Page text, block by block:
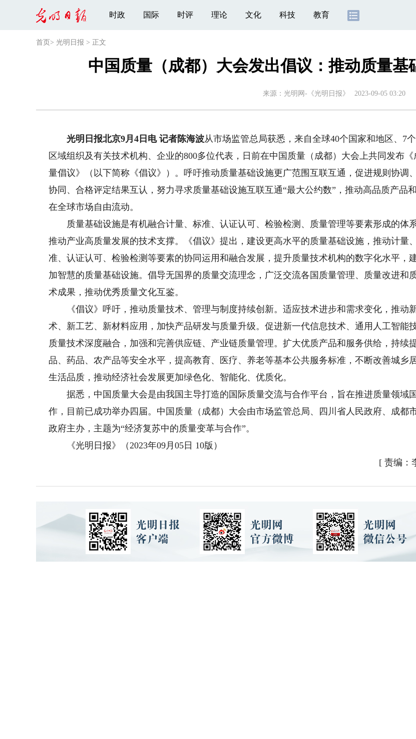
时政 国际 时评 理论 文化 科技 教育
首页 > 光明日报 > 正文
中国质量（成都）大会发出倡议：推动质量基
来源： 光明网-《光明日报》 2023-09-05 03:20
光明日报北京9月4日电 记者陈海波从市场监管总局获悉，来自全球40个国家和地区、7
区域组织及有关技术机构、企业的800多位代表，日前在中国质量（成都）大会上共同发布《
量倡议》（以下简称《倡议》）。呼吁推动质量基础设施更广范围互联互通，促进规则协调
协同、合格评定结果互认，努力寻求质量基础设施互联互通“最大公约数”，推动高品质产品
在全球市场自由流动。
质量基础设施是有机融合计量、标准、认证认可、检验检测、质量管理等要素形成的体
推动产业高质量发展的技术支撑。《倡议》提出，建设更高水平的质量基础设施，推动计量
准、认证认可、检验检测等要素的协同运用和融合发展，提升质量技术机构的数字化水平，
加智慧的质量基础设施。倡导无国界的质量交流理念，广泛交流各国质量管理、质量改进和
术成果，推动优秀质量文化互鉴。
《倡议》呼吁，推动质量技术、管理与制度持续创新。适应技术进步和需求变化，推动
术、新工艺、新材料应用，加快产品研发与质量升级。促进新一代信息技术、通用人工智能
质量技术深度融合，加强和完善供应链、产业链质量管理。扩大优质产品和服务供给，持续
品、药品、农产品等安全水平，提高教育、医疗、养老等基本公共服务标准，不断改善城乡
生活品质，推动经济社会发展更加绿色化、智能化、优质化。
据悉，中国质量大会是由我国主导打造的国际质量交流与合作平台，旨在推进质量领域
作，目前已成功举办四届。中国质量（成都）大会由市场监管总局、四川省人民政府、成都
政府主办，主题为“经济复苏中的质量变革与合作”。
《光明日报》（2023年09月05日 10版）
[ 责编：